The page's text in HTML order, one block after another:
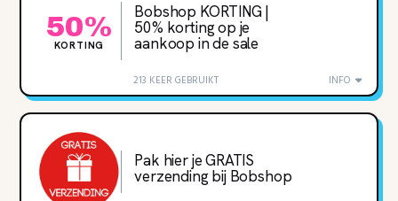
50%
KORTING
Bobshop KORTING |
50% korting op je
aankoop in de sale
213 KEER GEBRUIKT INFO
Pak hier je GRATIS
verzending bij Bobshop